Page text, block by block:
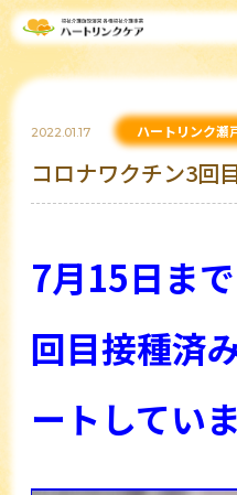
2022.01.17 ハートリンク瀬
コロナワクチン3回
7月15日ま
回目接種済
ートしていま